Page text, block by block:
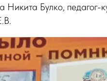
Булко, педагог-